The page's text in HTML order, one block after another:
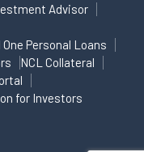
Advisor
One Personal Loans
NCL Collateral
for Investors